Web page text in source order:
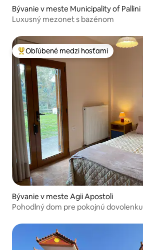
Bývanie v meste Municipality of Pallini
Luxusný mezonet s bazénom
Najobľúbenejšie medzi hosťami
Obľúbené medzi hosťami
Bývanie v meste Agii Apostoli
Pohodlný dom pre pokojnú dovolenku